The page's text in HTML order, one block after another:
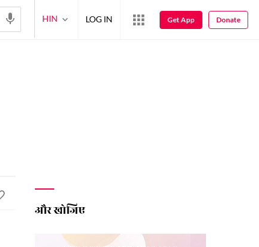
और खोजिए
HIN LOG IN Get App Donate